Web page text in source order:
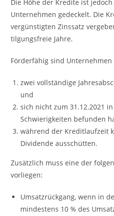
Die Höhe der Kredite ist jedoch
Unternehmen gedeckelt. Die
vergünstigten Zinssatz
tilgungsfreie Jahre.
Förderfähig sind
zwei vollständige
und
sich nicht zum 31.12.2021
Schwierigkeiten befunden
während der Kreditlaufzeit
Dividende ausschütten.
Zusätzlich muss eine der
vorliegen:
Umsatzrückgang, wenn in
mindestens 10 % des